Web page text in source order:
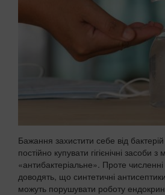
Бажання захистити себе від
постійно купувати гігієнічні засоби
«антибактеріальне». Проте
доводять, що синтетичні
можуть порушувати роботу